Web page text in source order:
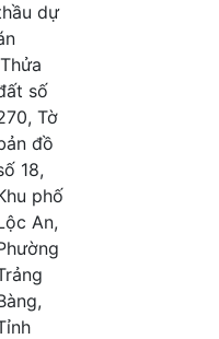
dự
Thửa
số
Tờ
đồ
18,
phố
An,